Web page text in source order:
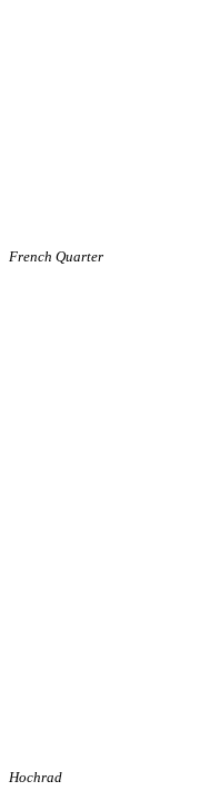
French Quarter
Hochrad